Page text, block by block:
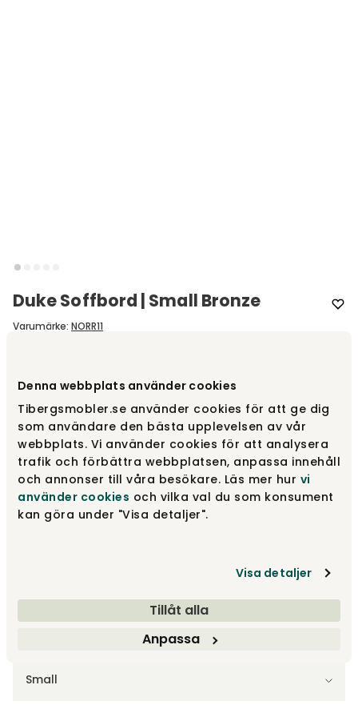
Denna webbplats använder cookies
Tibergsmobler.se använder cookies för att ge dig
som användare den bästa upplevelsen av vår
webbplats. Vi använder cookies för att analysera
trafik och förbättra webbplatsen, anpassa innehåll
och annonser till våra besökare. Läs mer hur vi
använder cookies och vilka val du som konsument
kan göra under "Visa detaljer".
Visa detaljer
Tillåt alla
Anpassa
Duke Soffbord | Small Bronze
Varumärke: NORR11
Bronze
Antique White 2 700 kr
Small